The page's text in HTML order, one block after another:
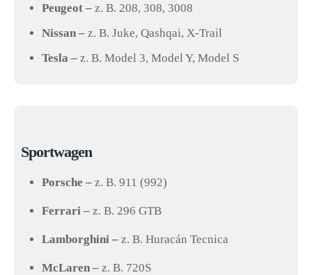
Peugeot – z. B. 208, 308, 3008
Nissan – z. B. Juke, Qashqai, X-Trail
Tesla – z. B. Model 3, Model Y, Model S
Sportwagen
Porsche – z. B. 911 (992)
Ferrari – z. B. 296 GTB
Lamborghini – z. B. Huracán Tecnica
McLaren – z. B. 720S